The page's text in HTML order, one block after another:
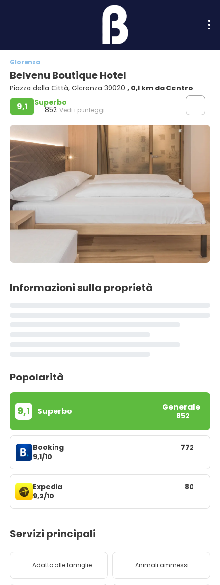
Glorenza
Belvenu Boutique Hotel
Piazza della Città, Glorenza 39020 , 0,1 km da Centro
9,1 Superbo
852 Vedi i punteggi
Informazioni sulla proprietà
Popolarità
9,1 Superbo Generale
852
Booking
9,1/10
772
Expedia
9,2/10
80
Servizi principali
Adatto alle famiglie Animali ammessi